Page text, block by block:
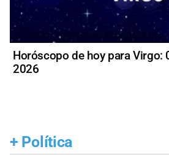
Horóscopo de hoy para Virgo:
2026
+ Política